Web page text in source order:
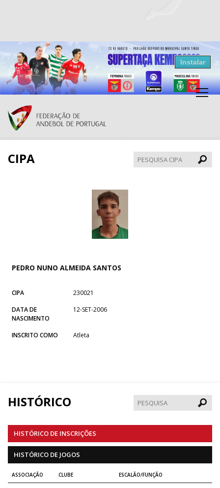
Resultados Andebol
Federação de Andebol de Portugal
Grátis - Disponivel na Play Store
Instalar
CIPA
CIPA
PEDRO NUNO ALMEIDA SANTOS
CIPA
230021
DATA DE
NASCIMENTO
12-SET-2006
INSCRITO COMO Atleta
HISTÓRICO
HISTÓRICO DE INSCRIÇÕES
HISTÓRICO DE JOGOS
ASSOCIAÇÃO CLUBE ESCALÃO/FUNÇÃO